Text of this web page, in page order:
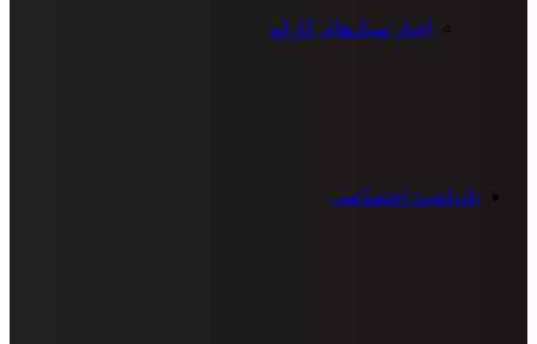
اخبار سبک‌های کاراته
یادداشت اختصاصی